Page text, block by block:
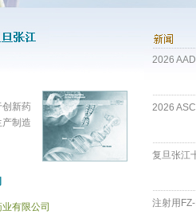
新药
制造
有限公司
2026
2026
复旦张江
注射用